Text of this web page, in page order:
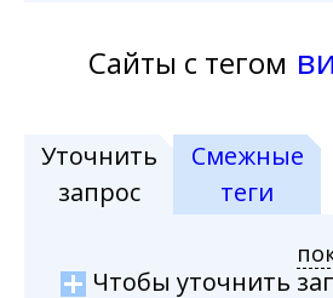
Сайты с тегом
Уточнить
запрос
Смежные
теги
Чтобы уточнить